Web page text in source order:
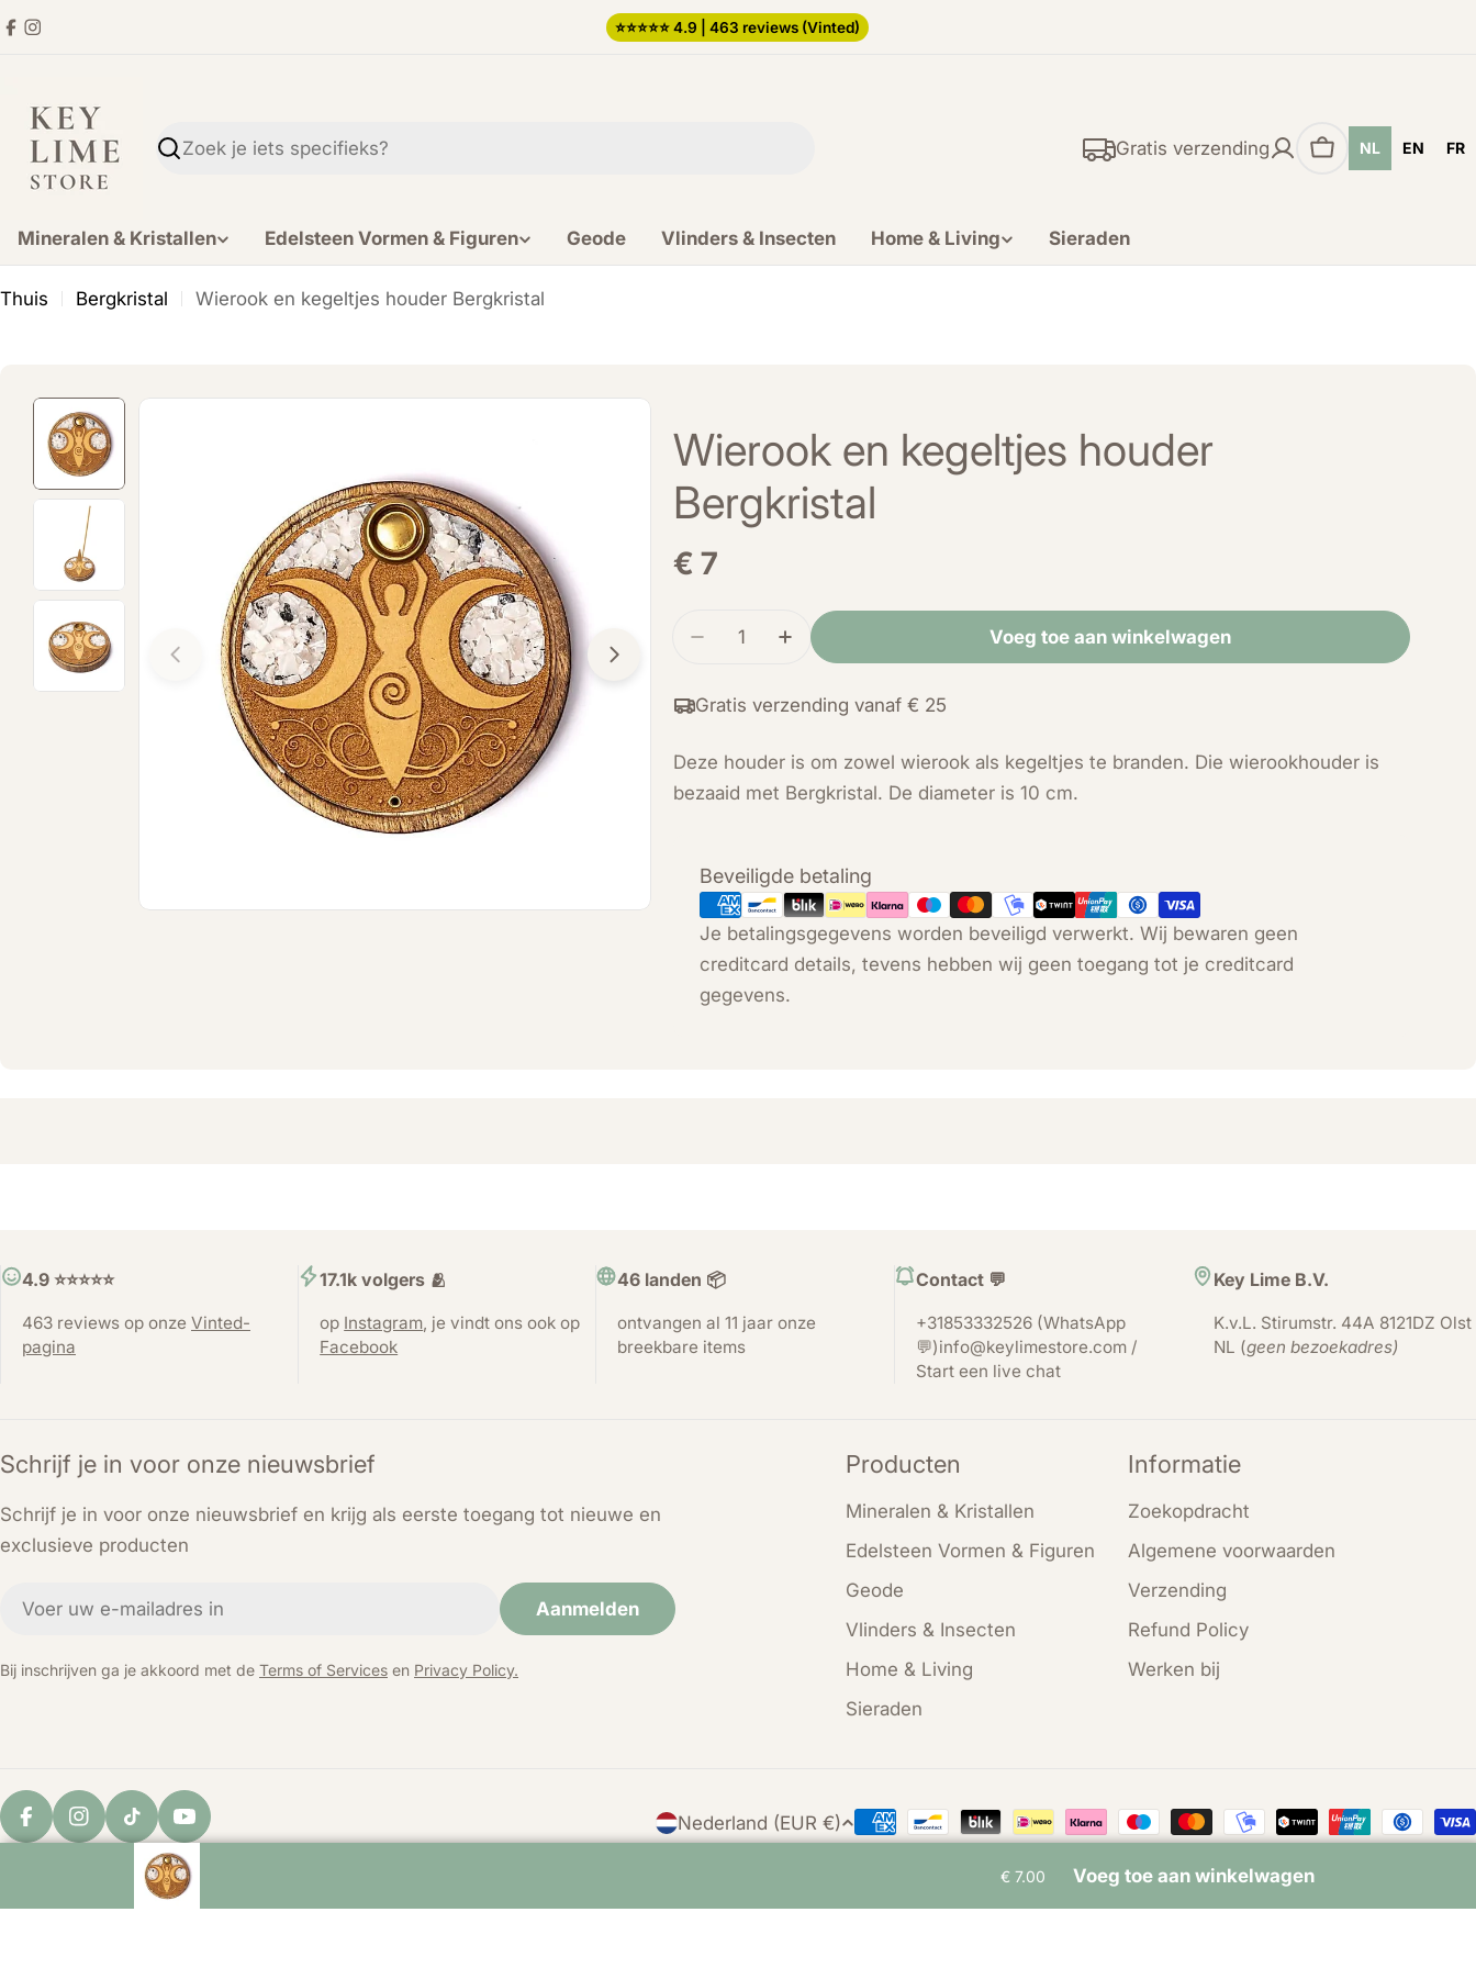
Ga
inhoud
Facebook
Instagram
⭐️⭐️⭐️⭐️⭐️ 4.9 | 463 reviews (Vinted)
Zoekopdracht
Gratis verzending
Winkelwagen
NL EN FR
Mineralen & Kristallen Edelsteen Vormen & Figuren Geode Vlinders & Insecten Home & Living Sieraden
Thuis Bergkristal Wierook en kegeltjes houder Bergkristal
Open media 0 in modal Open media 1 in modal Open media 2 in modal
Wierook en kegeltjes houder
Bergkristal
Normale
€ 7
Hoeveelheid
Verminder de hoeveelheid voor Wierook en kegeltjes houder Bergkristal
Verhoog de hoeveelheid voor Wierook en kegeltjes houder Bergkristal
Voeg toe aan winkelwagen
Gratis verzending vanaf € 25
Deze houder is om zowel wierook als kegeltjes te branden. Die wierookhouder is
bezaaid met Bergkristal. De diameter is 10 cm.
Beveiligde betaling
Betaalmethoden
Je betalingsgegevens worden beveiligd verwerkt. Wij bewaren geen
creditcard details, tevens hebben wij geen toegang tot je creditcard
gegevens.
4.9 ⭐️⭐️⭐️⭐️⭐️
463 reviews op onze Vinted-
pagina
17.1k volgers 🫂
op Instagram, je vindt ons ook op
Facebook
46 landen 📦
ontvangen al 11 jaar onze
breekbare items
Contact 💬
+31853332526 (WhatsApp
💬)info@keylimestore.com /
Start een live chat
Key Lime B.V.
K.v.L. Stirumstr. 44A 8121DZ Olst
NL (geen bezoekadres)
Schrijf je in voor onze nieuwsbrief
Schrijf je in voor onze nieuwsbrief en krijg als eerste toegang tot nieuwe en
exclusieve producten
Aanmelden
Bij inschrijven ga je akkoord met de Terms of Services en Privacy Policy.
Producten
Mineralen & Kristallen
Edelsteen Vormen & Figuren
Geode
Vlinders & Insecten
Home & Living
Sieraden
Informatie
Zoekopdracht
Algemene voorwaarden
Verzending
Refund Policy
Werken bij
L
n
Nederland (EUR €) Betaalmethoden
FacebookInstagram
TikTokYouTube
KEY LIME STORE
€ 7.00 Voeg toe aan winkelwagen